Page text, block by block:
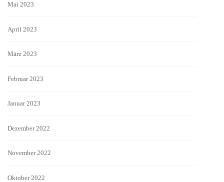
Mai 2023
April 2023
März 2023
Februar 2023
Januar 2023
Dezember 2022
November 2022
Oktober 2022